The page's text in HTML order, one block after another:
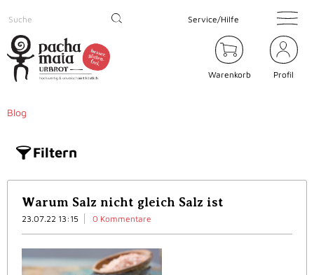
Service/Hilfe
Warenkorb Profil
Blog
Filtern
Warum Salz nicht gleich Salz ist
23.07.22 13:15 0 Kommentare